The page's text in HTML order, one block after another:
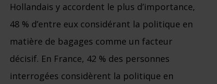
Hollandais y accordent le plus d’importance,
48 % d’entre eux considérant la politique en
matière de bagages comme un facteur
décisif. En France, 42 % des personnes
interrogées considèrent la politique en